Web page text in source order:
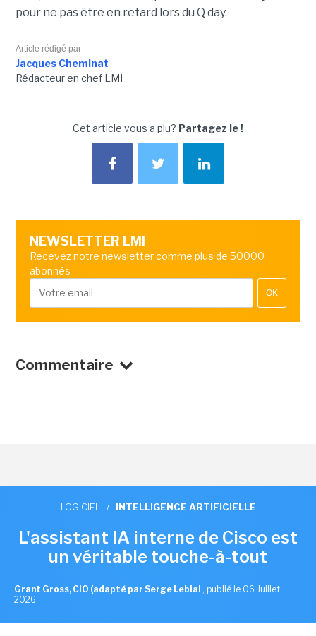
pour ne pas être en retard lors du Q day.
Article rédigé par
Jacques Cheminat
Rédacteur en chef LMI
Cet article vous a plu? Partagez le !
NEWSLETTER LMI
Recevez notre newsletter comme plus de 50000
abonnés
OK
Commentaire
LOGICIEL / INTELLIGENCE ARTIFICIELLE
L'assistant IA interne de Cisco est
un véritable touche-à-tout
Grant Gross, CIO (adapté par Serge Leblal , publié le 06 Juillet
2026